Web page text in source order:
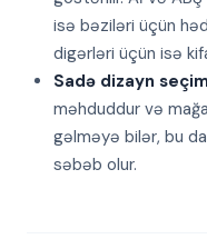
isə bəziləri üçün
digərləri üçün isə
Sadə dizayn
məhduddur və
gəlməyə bilər, bu
səbəb olur.